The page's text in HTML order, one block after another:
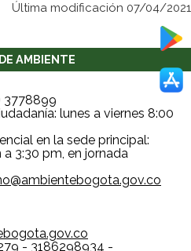
Última modificación 07/04/2021
AMBIENTE
3778899
lunes a viernes 8:00
en la sede principal:
3:30 pm, en jornada
- 3186298934 -